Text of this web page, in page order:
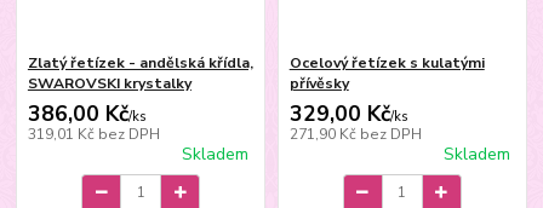
Zlatý řetízek - andělská křídla,
SWAROVSKI krystalky
386,00 Kč/ks
319,01 Kč bez DPH
Skladem
Ocelový řetízek s kulatými
přívěsky
329,00 Kč/ks
271,90 Kč bez DPH
Skladem